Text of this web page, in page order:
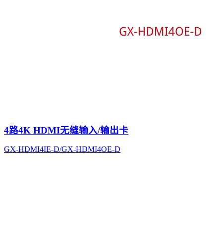
4路4K HDMI无缝输入/输出卡
GX-HDMI4IE-D/GX-HDMI4OE-D